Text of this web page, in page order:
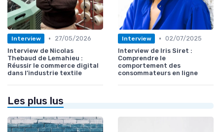
Interview •
27/05/2026
Interview de Nicolas
Thebaud de Lemahieu :
Réussir le commerce digital
dans l’industrie textile
Interview • 02/07/2025
Interview de Iris Siret :
Comprendre le
comportement des
consommateurs en ligne
Les plus lus